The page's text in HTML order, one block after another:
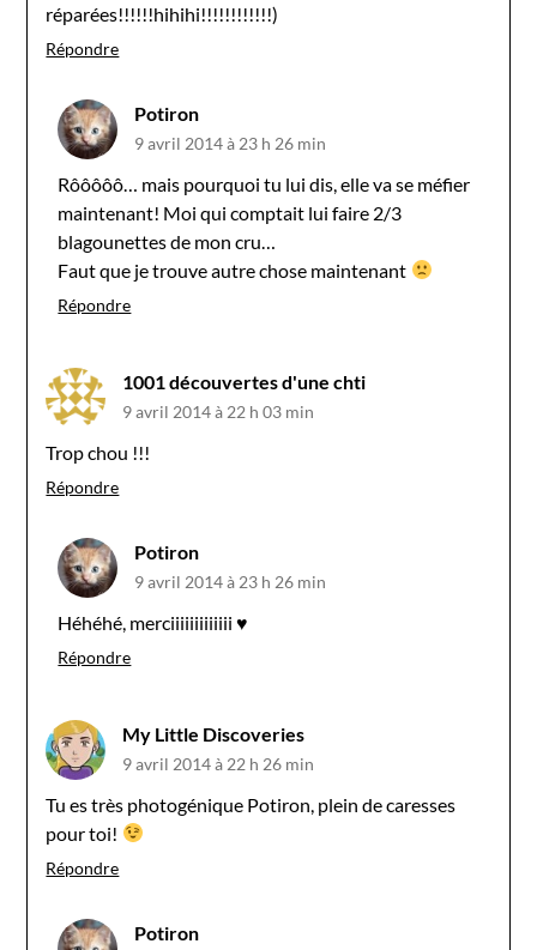
réparées!!!!!!hihihi!!!!!!!!!!!!)
Répondre
Potiron
9 avril 2014 à 23 h 26 min
Rôôôôô… mais pourquoi tu lui dis, elle va se méfier
maintenant! Moi qui comptait lui faire 2/3
blagounettes de mon cru…
Faut que je trouve autre chose maintenant
Répondre
1001 découvertes d'une chti
9 avril 2014 à 22 h 03 min
Trop chou !!!
Répondre
Potiron
9 avril 2014 à 23 h 26 min
Héhéhé, merciiiiiiiiiiiii ♥
Répondre
My Little Discoveries
9 avril 2014 à 22 h 26 min
Tu es très photogénique Potiron, plein de caresses
pour toi!
Répondre
Potiron